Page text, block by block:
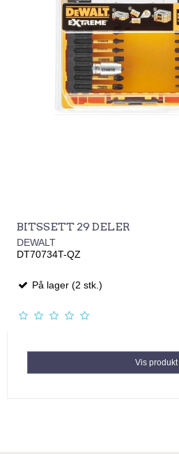
BITSSETT 29 DELER
DEWALT
DT70734T-QZ
På lager (2 stk.)
Vis produkt